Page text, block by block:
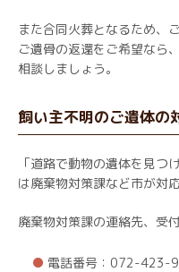
また合同火葬となるため、
ご遺骨の返還をご希望なら
相談しましょう。
飼い主不明のご遺体の
「道路で動物の遺体を見つ
は廃棄物対策課など市が対
廃棄物対策課の連絡先、受
電話番号：072-423-